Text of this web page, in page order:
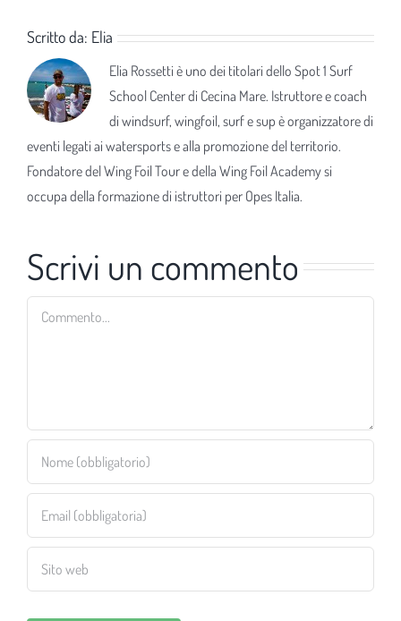
Scritto da: Elia
Elia Rossetti è uno dei titolari dello Spot 1 Surf
School Center di Cecina Mare. Istruttore e coach
di windsurf, wingfoil, surf e sup è organizzatore di
eventi legati ai watersports e alla promozione del territorio.
Fondatore del Wing Foil Tour e della Wing Foil Academy si
occupa della formazione di istruttori per Opes Italia.
Scrivi un commento
Commento